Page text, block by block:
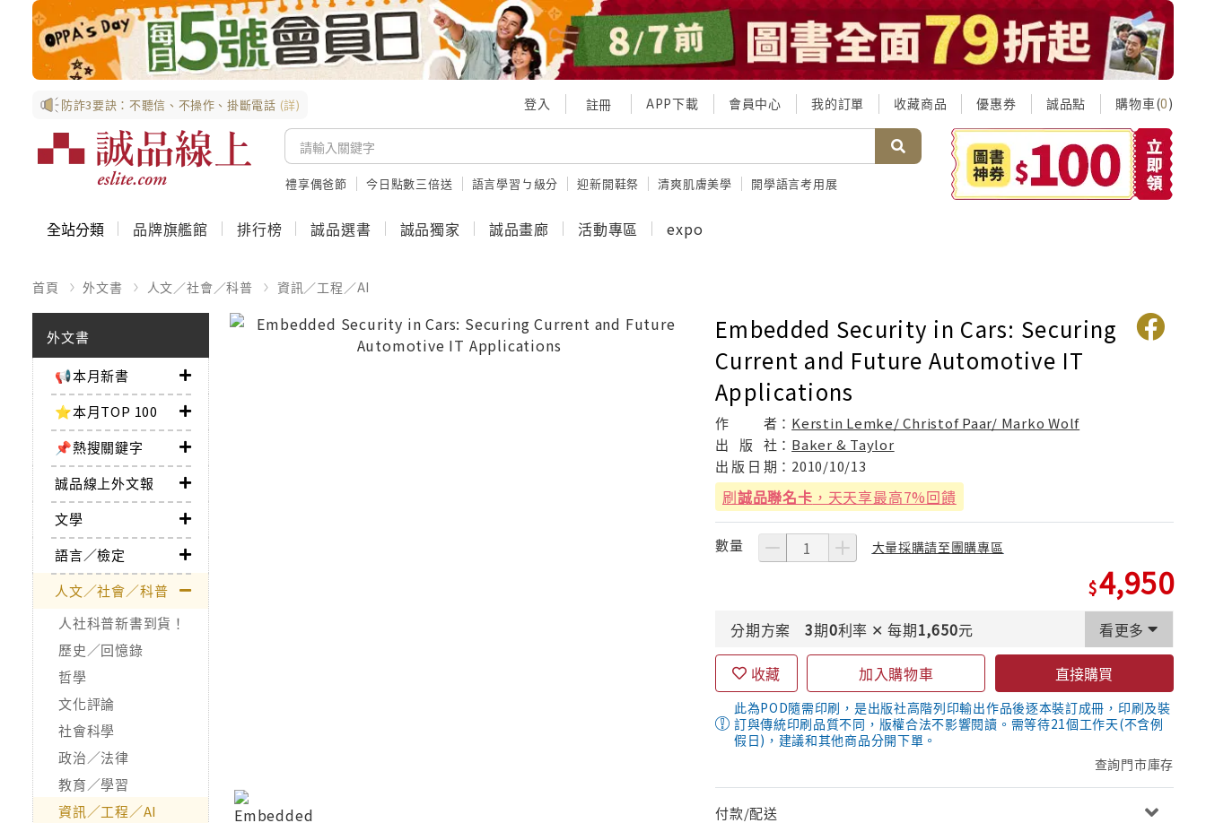
防詐3要訣：不聽信、不操作、掛斷電話 (詳) 登入 註冊 APP下載 會員中心 我的訂單 收藏商品 優惠券 誠品點 購物車(0)
禮享偶爸節 今日點數三倍送 語言學習ㄅ級分 迎新開鞋祭 清爽肌膚美學 開學語言考用展
全站分類 品牌旗艦館 排行榜 誠品選書 誠品獨家 誠品畫廊 活動專區 expo
首頁 外文書 人文／社會／科普 資訊／工程／AI
外文書
📢本月新書
⭐本月TOP 100
📌熱搜關鍵字
誠品線上外文報
文學
語言／檢定
人文／社會／科普
人社科普新書到貨！
歷史／回憶錄
哲學
文化評論
社會科學
政治／法律
教育／學習
資訊／工程／AI
Embedded Security in Cars: Securing
Current and Future Automotive IT
Applications
作 者： Kerstin Lemke/ Christof Paar/ Marko Wolf
出
版 社： Baker & Taylor
出 版 日 期： 2010/10/13
刷誠品聯名卡 ，天天享最高7%回饋
數量 大量採購請至團購專區
4,950
分期方案 3期0利率 ✕ 每期1,650元 看更多
收藏 加入購物車 直接購買
此為POD隨需印刷，是出版社高階列印輸出作品後逐本裝訂成冊，印刷及裝
訂與傳統印刷品質不同，版權合法不影響閱讀。需等待21個工作天(不含例
假日)，建議和其他商品分開下單。
查詢門市庫存
付款/配送